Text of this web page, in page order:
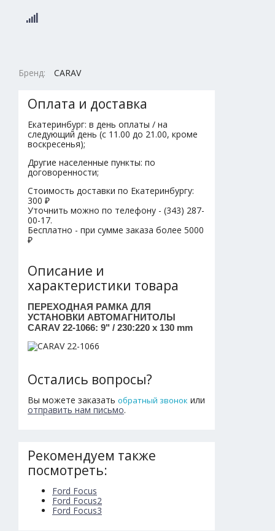
Бренд: CARAV
Оплата и доставка
Екатеринбург: в день оплаты / на
следующий день (с 11.00 до 21.00, кроме
воскресенья);
Другие населенные пункты: по
договоренности;
Стоимость доставки по Екатеринбургу:
300 ₽
Уточнить можно по телефону - (343) 287-
00-17.
Бесплатно - при сумме заказа более 5000
₽
Описание и
характеристики товара
ПЕРЕХОДНАЯ РАМКА ДЛЯ
УСТАНОВКИ АВТОМАГНИТОЛЫ
CARAV 22-1066: 9" / 230:220 x 130 mm
Остались вопросы?
Вы можете заказать обратный звонок или
отправить нам письмо.
Рекомендуем также
посмотреть:
Ford Focus
Ford Focus2
Ford Focus3